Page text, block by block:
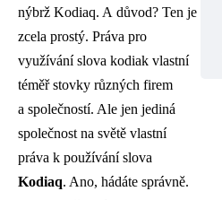
nýbrž Kodiaq. A důvod? Ten je
zcela prostý. Práva pro
využívání slova kodiak vlastní
téměř stovky různých firem
a společností. Ale jen jediná
společnost na světě vlastní
práva k používání slova
Kodiaq. Ano, hádáte správně.